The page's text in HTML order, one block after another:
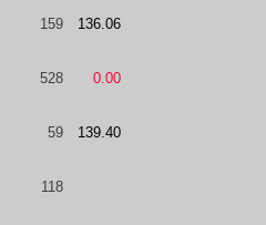
159 136.06
528 0.00
59 139.40
118